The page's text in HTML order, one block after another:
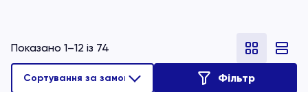
Показано 1–12 із 74
Фільтр